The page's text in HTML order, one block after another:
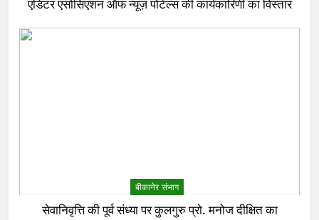
एडिटर एसोसिएशन ऑफ न्यूज़ पोर्टल्स की कार्यकारिणी का विस्तार
बीकानेर संभाग
सेवानिवृत्ति की पूर्व संध्या पर कुलगुरु प्रो. मनोज दीक्षित का